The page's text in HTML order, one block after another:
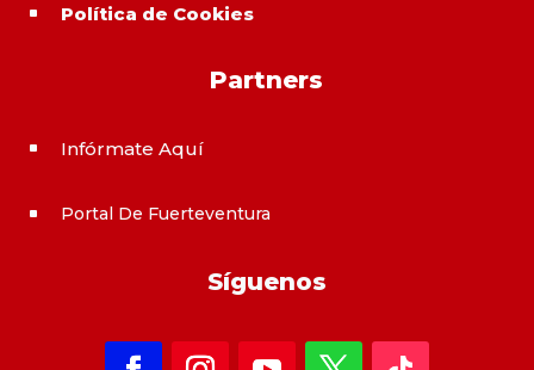
^ Política de Cookies
Partners
^ Infórmate Aquí
^ Portal De Fuerteventura
Síguenos